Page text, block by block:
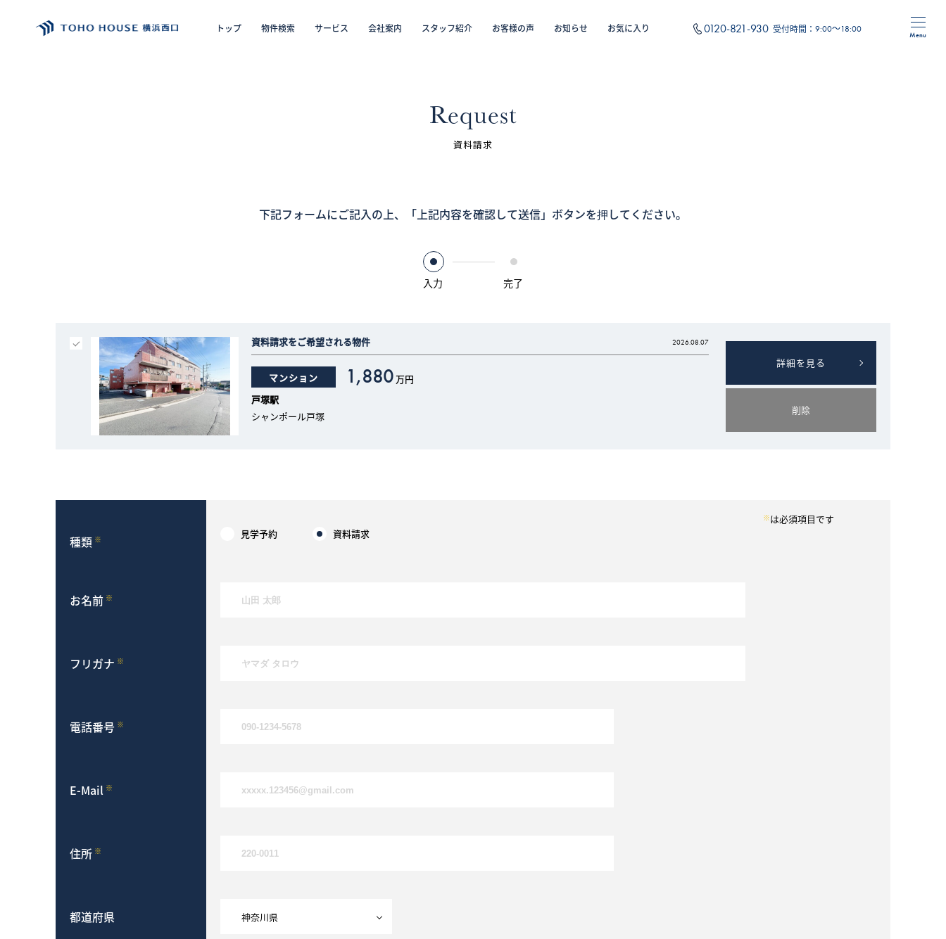
トップ 物件検索 サービス 会社案内 スタッフ紹介 お客様の声 お知らせ お気に入り 0120-821-930 受付時間： 9:00～18:00
スタッフ紹介（「住まい」のコンサルタント）
お知らせ
Menu
Request
資料請求
下記フォームにご記入の上、 「上記内容を確認して送信」ボタンを押してください。
入力 完了
資料請求をご希望される物件 2026.08.07
マンション 1,880万円
戸塚駅
シャンポール戸塚
詳細を見る
削除
種類 ※
※は必須項目です
見学予約
資料請求
お名前 ※
フリガナ ※
電話番号 ※
E-Mail ※
住所 ※
都道府県